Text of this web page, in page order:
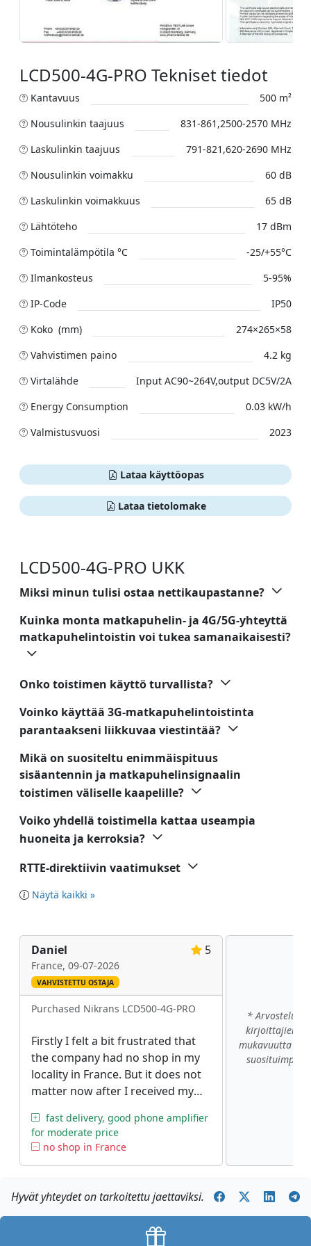
LCD500-4G-PRO Tekniset tiedot
Kantavuus
500 m²
Nousulinkin taajuus
831-861,2500-2570 MHz
Laskulinkin taajuus
791-821,620-2690 MHz
Nousulinkin voimakku
60 dB
Laskulinkin voimakkuus
65 dB
Lähtöteho
17 dBm
Toimintalämpötila °C
-25/+55°C
Ilmankosteus
5-95%
IP-Code
IP50
Koko (mm)
274×265×58
Vahvistimen paino
4.2 kg
Virtalähde
Input AC90~264V,output DC5V/2A
Energy Consumption
0.03 kW/h
Valmistusvuosi
2023
Lataa käyttöopas
Lataa tietolomake
LCD500-4G-PRO UKK
Miksi minun tulisi ostaa nettikaupastanne?
Kuinka monta matkapuhelin- ja 4G/5G-yhteyttä
matkapuhelintoistin voi tukea samanaikaisesti?
Onko toistimen käyttö turvallista?
Voinko käyttää 3G-matkapuhelintoistinta
parantaakseni liikkuvaa viestintää?
Mikä on suositeltu enimmäispituus
sisäantennin ja matkapuhelinsignaalin
toistimen väliselle kaapelille?
Voiko yhdellä toistimella kattaa useampia
huoneita ja kerroksia?
RTTE-direktiivin vaatimukset
Näytä kaikki »
Daniel 5
France, 09-07-2026
VAHVISTETTU OSTAJA
Purchased Nikrans LCD500-4G-PRO
Firstly I felt a bit frustrated that
the company had no shop in my
locality in France. But it does not
matter now after I received my
cannot say anything negative -
good performance, easy
installation, nice price.
fast delivery, good phone amplifier
for moderate price
no shop in France
* Arvostelut
kirjoittajien
mukavuutta
suosituimpiin
Hyvät yhteydet on tarkoitettu jaettaviksi.